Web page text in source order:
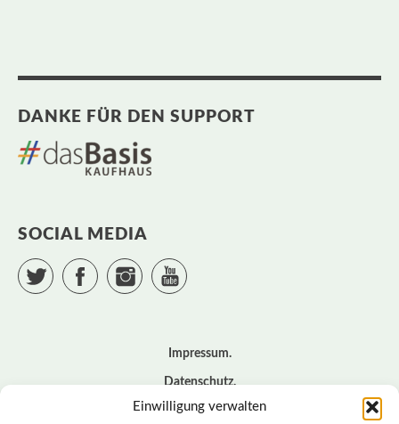
Einwilligung verwalten
DANKE FÜR DEN SUPPORT
SOCIAL MEDIA
Twitter Facebook Instagram
Impressum
Datenschutz
Cookie – Richtlinie (EU)